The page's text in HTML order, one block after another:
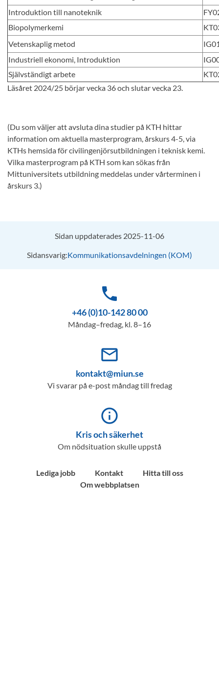
Introduktion till nanoteknik
Biopolymerkemi
Vetenskaplig metod
Industriell ekonomi, Introduktion
Självständigt arbete
Läsåret 2024/25 börjar vecka 36 och slutar vecka 23.
(Du som väljer att avsluta dina studier på KTH hittar
information om aktuella masterprogram, årskurs 4-5, via
KTHs hemsida för civilingenjörsutbildningen i teknisk kemi.
Vilka masterprogram på KTH som kan sökas från
Mittuniversitets utbildning meddelas under vårterminen i
årskurs 3.)
Sidan uppdaterades 2025-11-06
Sidansvarig:Kommunikationsavdelningen (KOM)
phone
+46 (0)10-142 80 00
Måndag–fredag, kl. 8–16
mail_outline
kontakt@miun.se
Vi svarar på e-post måndag till fredag
info_outline
Kris och säkerhet
Om nödsituation skulle uppstå
Lediga jobb Kontakt
Hitta till oss
Om webbplatsen